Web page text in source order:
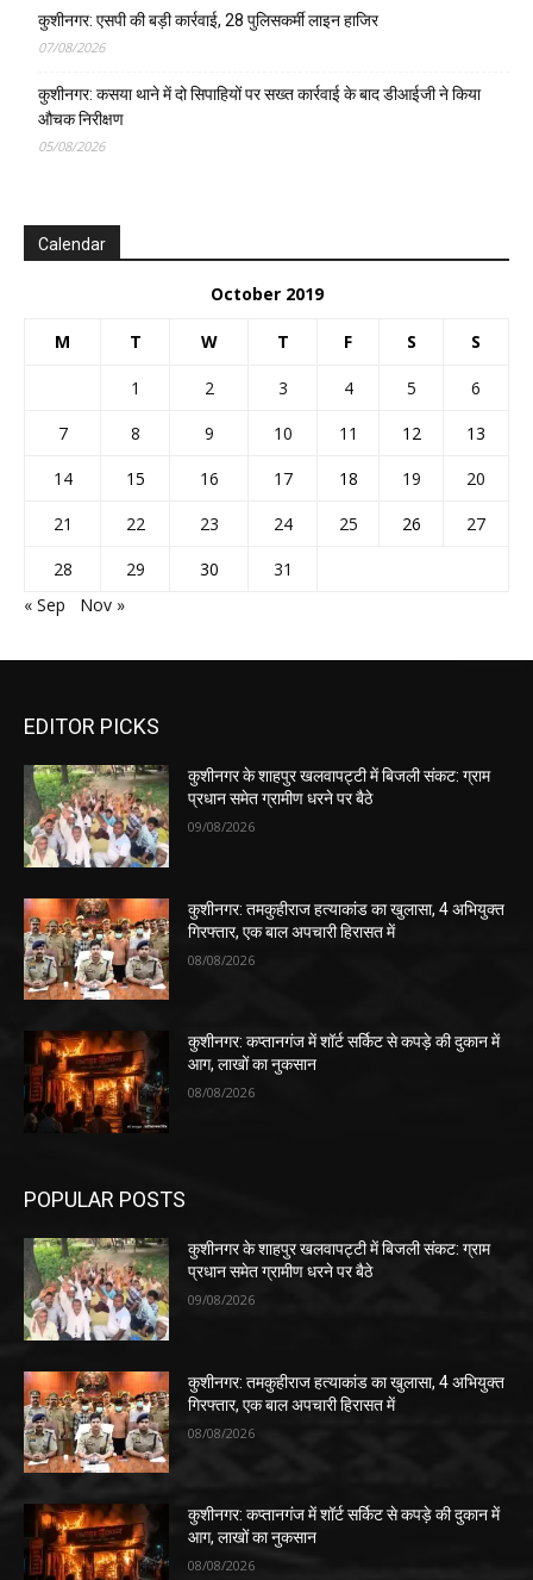
कुशीनगर: एसपी की बड़ी कार्रवाई, 28 पुलिसकर्मी लाइन हाजिर
07/08/2026
कुशीनगर: कसया थाने में दो सिपाहियों पर सख्त कार्रवाई के बाद डीआईजी ने किया
औचक निरीक्षण
05/08/2026
Calendar
October 2019
M T W T F S S
1 2 3 4 5
6
7
8 9 10 11 12
13
14
15 16 17 18 19
20
21
22 23 24 25 26
27
28
29 30
31
« Sep
Nov »
EDITOR PICKS
कुशीनगर के शाहपुर खलवापट्टी में बिजली संकट: ग्राम
प्रधान समेत ग्रामीण धरने पर बैठे
09/08/2026
कुशीनगर: तमकुहीराज हत्याकांड का खुलासा, 4 अभियुक्त
गिरफ्तार, एक बाल अपचारी हिरासत में
08/08/2026
कुशीनगर: कप्तानगंज में शॉर्ट सर्किट से कपड़े की दुकान में
आग, लाखों का नुकसान
08/08/2026
POPULAR POSTS
कुशीनगर के शाहपुर खलवापट्टी में बिजली संकट: ग्राम
प्रधान समेत ग्रामीण धरने पर बैठे
09/08/2026
कुशीनगर: तमकुहीराज हत्याकांड का खुलासा, 4 अभियुक्त
गिरफ्तार, एक बाल अपचारी हिरासत में
08/08/2026
कुशीनगर: कप्तानगंज में शॉर्ट सर्किट से कपड़े की दुकान में
आग, लाखों का नुकसान
08/08/2026